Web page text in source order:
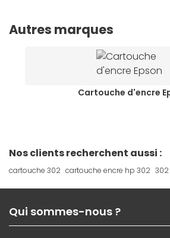
Autres marques
Cartouche d'encre
Nos clients recherchent aussi :
cartouche 302 cartouche encre hp 302
Qui sommes-nous ?